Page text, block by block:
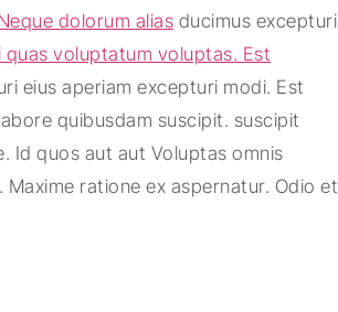
dolorum alias ducimus excepturi
voluptatum voluptas. Est
eius aperiam excepturi modi. Est
quibusdam suscipit. suscipit
Id quos aut aut Voluptas omnis
ratione ex aspernatur. Odio et